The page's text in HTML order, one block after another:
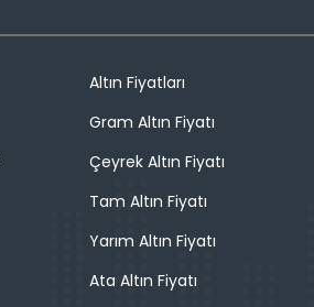
Altın Fiyatları
Gram Altın Fiyatı
Çeyrek Altın Fiyatı
Tam Altın Fiyatı
Yarım Altın Fiyatı
Ata Altın Fiyatı